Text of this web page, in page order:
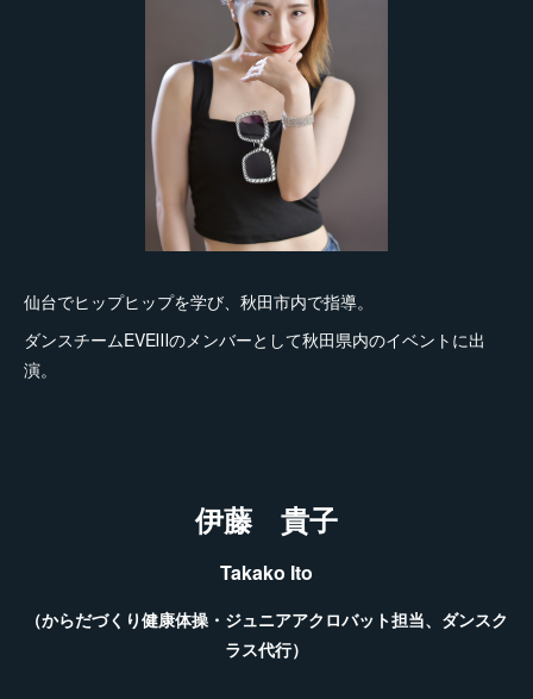
仙台でヒップヒップを学び、秋田市内で指導。
ダンスチームEVEⅢのメンバーとして秋田県内のイベントに出
演。
伊藤 貴子
Takako Ito
（からだづくり健康体操・ジュニアアクロバット担当、 ダンスク
ラス代行）